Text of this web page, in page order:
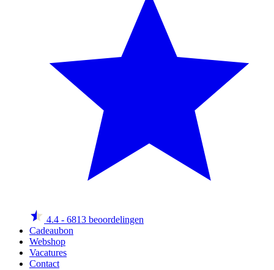
4.4 - 6813 beoordelingen
Cadeaubon
Webshop
Vacatures
Contact